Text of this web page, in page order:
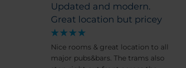
Updated and modern.
Great location but pricey
Nice rooms & great location to all
major pubs&bars. The trams also